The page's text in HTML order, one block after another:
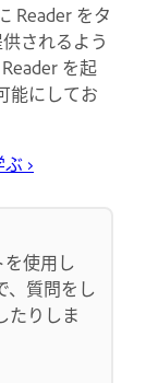
Reader をタ
されるよう
を起
能にしてお
ぶ ›
を使用し
、質問をし
たりしま